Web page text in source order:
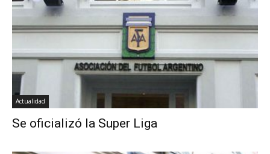
Actualidad
Se oficializó la Super Liga